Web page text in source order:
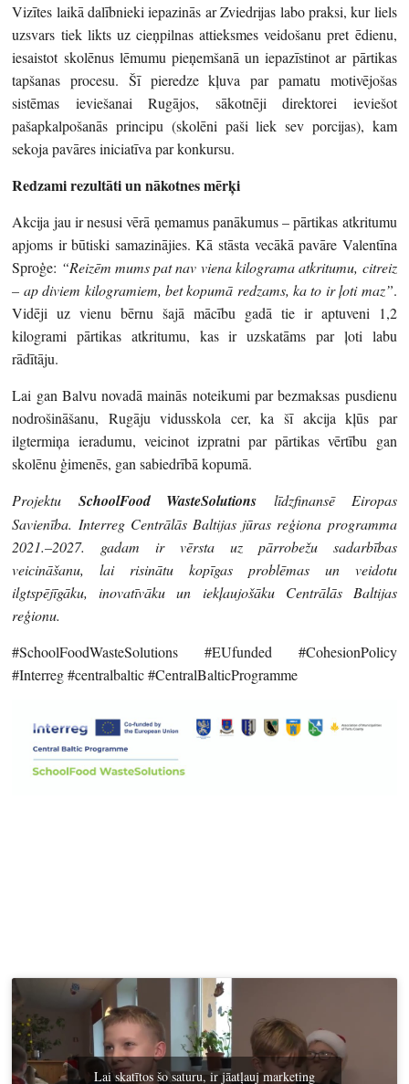
Vizītes laikā dalībnieki iepazinās ar Zviedrijas labo praksi, kur liels
uzsvars tiek likts uz cieņpilnas attieksmes veidošanu pret ēdienu,
iesaistot skolēnus lēmumu pieņemšanā un iepazīstinot ar pārtikas
tapšanas procesu. Šī pieredze kļuva par pamatu motivējošas
sistēmas ieviešanai Rugājos, sākotnēji direktorei ieviešot
pašapkalpošanās principu (skolēni paši liek sev porcijas), kam
sekoja pavāres iniciatīva par konkursu.
Redzami rezultāti un nākotnes mērķi
Akcija jau ir nesusi vērā ņemamus panākumus – pārtikas atkritumu
apjoms ir būtiski samazinājies. Kā stāsta vecākā pavāre Valentīna
Sproģe: “Reizēm mums pat nav viena kilograma atkritumu, citreiz
– ap diviem kilogramiem, bet kopumā redzams, ka to ir ļoti maz”.
Vidēji uz vienu bērnu šajā mācību gadā tie ir aptuveni 1,2
kilogrami pārtikas atkritumu, kas ir uzskatāms par ļoti labu
rādītāju.
Lai gan Balvu novadā mainās noteikumi par bezmaksas pusdienu
nodrošināšanu, Rugāju vidusskola cer, ka šī akcija kļūs par
ilgtermiņa ieradumu, veicinot izpratni par pārtikas vērtību gan
skolēnu ģimenēs, gan sabiedrībā kopumā.
Projektu SchoolFood WasteSolutions līdzfinansē Eiropas
Savienība. Interreg Centrālās Baltijas jūras reģiona programma
2021.–2027. gadam ir vērsta uz pārrobežu sadarbības
veicināšanu, lai risinātu kopīgas problēmas un veidotu
ilgtspējīgāku, inovatīvāku un iekļaujošāku Centrālās Baltijas
reģionu.
#SchoolFoodWasteSolutions #EUfunded #CohesionPolicy
#Interreg #centralbaltic #CentralBalticProgramme
Lai skatītos šo saturu, ir jāatļauj marketing